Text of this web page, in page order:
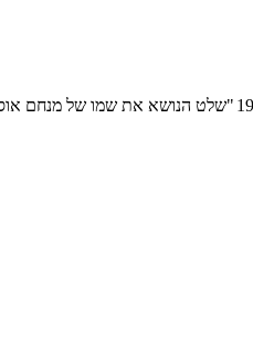
שלט הנושא את שמו של מנחם אוסישקין, יקטרינוסלב. כיתוב: "מיכאיל מויסייביץ אוסישקין מהנדס-טכנולוג"